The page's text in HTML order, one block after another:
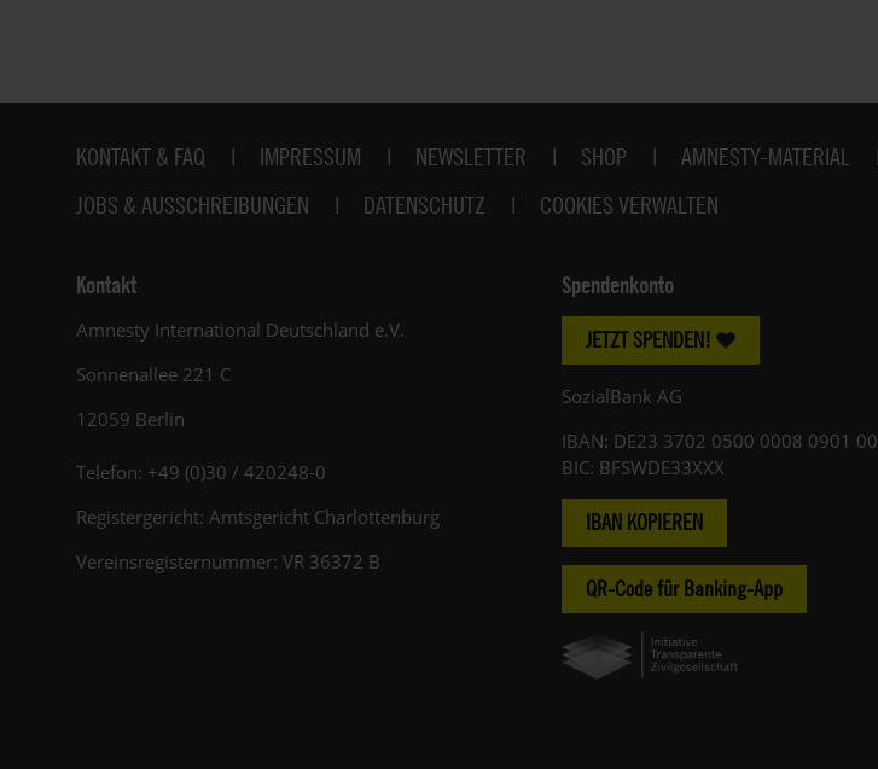
Fußbereich
KONTAKT & FAQ IMPRESSUM NEWSLETTER SHOP AMNESTY-MATERIAL
JOBS & AUSSCHREIBUNGEN
DATENSCHUTZ COOKIES VERWALTEN
Kontakt
Amnesty International Deutschland e.V.
Sonnenallee 221 C
12059 Berlin
Telefon: +49 (0)30 / 420248-0
Registergericht: Amtsgericht Charlottenburg
Vereinsregisternummer: VR 36372 B
Spendenkonto
JETZT SPENDEN!
SozialBank AG
IBAN: DE23 3702 0500 0008 0901 00
BIC: BFSWDE33XXX
IBAN KOPIEREN
QR-Code für Banking-App